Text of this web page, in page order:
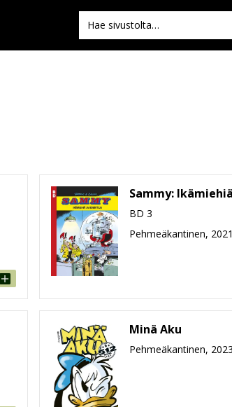
Hae:
Sammy:
BD 3
Pehmeäkantinen, 2021
Minä Aku
Pehmeäkantinen, 2023